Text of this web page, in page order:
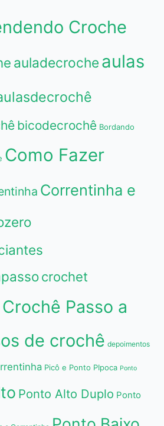
Croche
auladecroche aulas
bicodecrochê Bordando
Como Fazer
Correntinha e
crochet
Crochê Passo a
de crochê depoimentos
Picô e Ponto PIpoca Ponto
Ponto Alto Duplo Ponto